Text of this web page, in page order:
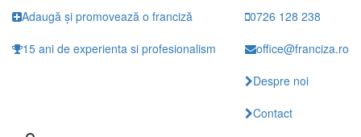
Mergi
conţinutul
principal
Adaugă și promovează o franciză
15 ani de experienta si profesionalism
0726 128 238
office@franciza.ro
Despre noi
Contact